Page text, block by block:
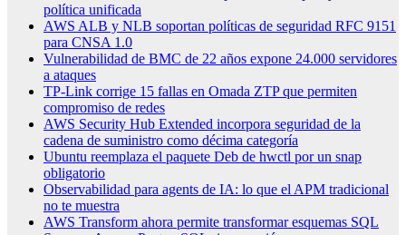
política unificada
AWS ALB y NLB soportan políticas de seguridad RFC 9151
para CNSA 1.0
Vulnerabilidad de BMC de 22 años expone 24.000 servidores
a ataques
TP-Link corrige 15 fallas en Omada ZTP que permiten
compromiso de redes
AWS Security Hub Extended incorpora seguridad de la
cadena de suministro como décima categoría
Ubuntu reemplaza el paquete Deb de hwctl por un snap
obligatorio
Observabilidad para agents de IA: lo que el APM tradicional
no te muestra
AWS Transform ahora permite transformar esquemas SQL